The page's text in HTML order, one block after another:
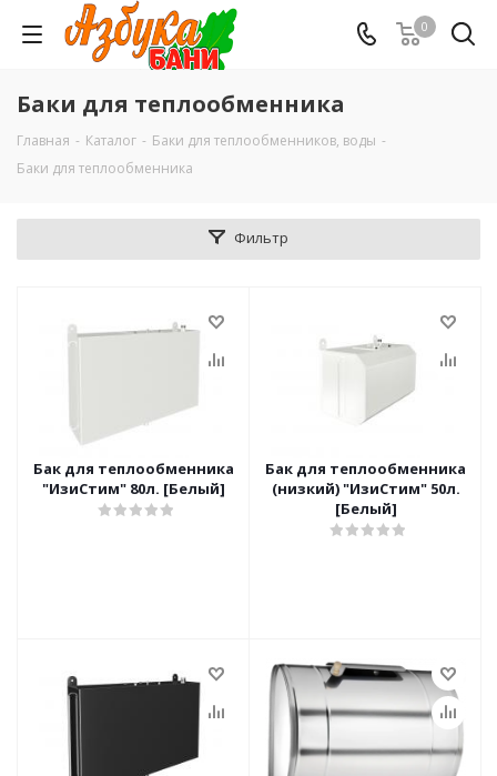
0
Баки для теплообменника
Главная - Каталог - Баки для теплообменников, воды -
Баки для теплообменника
Фильтр
Бак для теплообменника
"ИзиСтим" 80л. [Белый]
Бак для теплообменника
(низкий) "ИзиСтим" 50л.
[Белый]